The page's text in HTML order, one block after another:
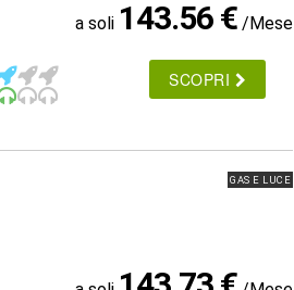
a soli 143.56 € /Mese
SCOPRI
GAS E LUCE